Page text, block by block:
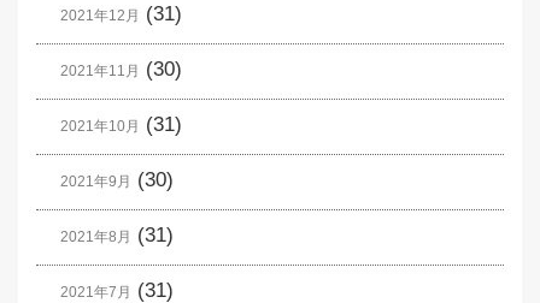
2021年12月 (31)
2021年11月 (30)
2021年10月 (31)
2021年9月 (30)
2021年8月 (31)
2021年7月 (31)